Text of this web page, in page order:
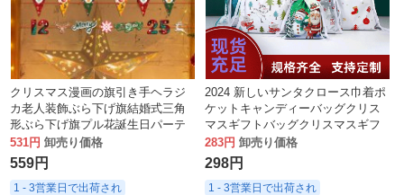
クリスマス漫画の旗引き手ヘラジ
カ老人装飾ぶら下げ旗結婚式三角
形ぶら下げ旗プル花誕生日パーテ
ィーペンダント
531円 卸売り価格
559円
1 - 3営業日で出荷され
2024 新しいサンタクロース巾着ポ
ケットキャンディーバッグクリス
マスギフトバッグクリスマスギフ
ト装飾
283円 卸売り価格
298円
1 - 3営業日で出荷され